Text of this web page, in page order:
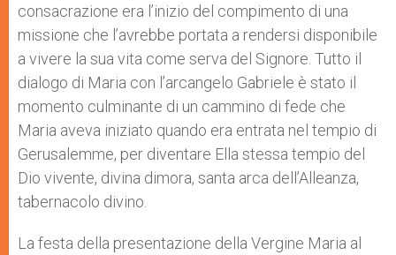
consacrazione era l’inizio del compimento di una
missione che l’avrebbe portata a rendersi disponibile
a vivere la sua vita come serva del Signore. Tutto il
dialogo di Maria con l’arcangelo Gabriele è stato il
momento culminante di un cammino di fede che
Maria aveva iniziato quando era entrata nel tempio di
Gerusalemme, per diventare Ella stessa tempio del
Dio vivente, divina dimora, santa arca dell’Alleanza,
tabernacolo divino.
La festa della presentazione della Vergine Maria al